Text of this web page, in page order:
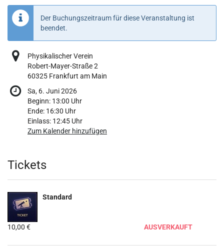
Der Buchungszeitraum für diese Veranstaltung ist
beendet.
Physikalischer Verein
Robert-Mayer-Straße 2
60325 Frankfurt am Main
Sa, 6. Juni 2026
Beginn: 13:00 Uhr
Ende: 16:30 Uhr
Einlass: 12:45 Uhr
Zum Kalender hinzufügen
Produkte
Tickets
Standard
10,00 € AUSVERKAUFT